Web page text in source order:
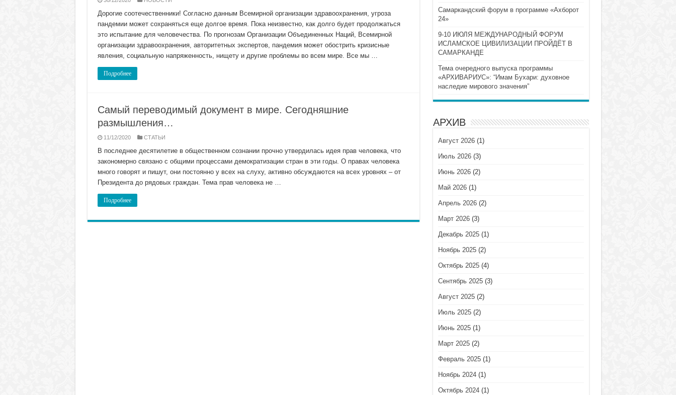
Дорогие соотечественники! Согласно данным Всемирной организации здравоохранения, угроза
пандемии может сохраняться еще долгое время. Пока неизвестно, как долго будет продолжаться
это испытание для человечества. По прогнозам Организации Объединенных Наций, Всемирной
организации здравоохранения, авторитетных экспертов, пандемия может обострить кризисные
явления, социальную напряженность, нищету и другие проблемы во всем мире. Все мы …
Подробнее
Самый переводимый документ в мире. Сегодняшние
размышления…
11/12/2020 СТАТЬИ
В последнее десятилетие в общественном сознании прочно утвердилась идея прав человека, что
закономерно связано с общими процессами демократизации стран в эти годы. О правах человека
много говорят и пишут, они постоянно у всех на слуху, активно обсуждаются на всех уровнях – от
Президента до рядовых граждан. Тема прав человека не …
Подробнее
Самаркандский форум в программе «Ахборот
24»
9-10 ИЮЛЯ МЕЖДУНАРОДНЫЙ ФОРУМ
ИСЛАМСКОЕ ЦИВИЛИЗАЦИИ ПРОЙДЁТ В
САМАРКАНДЕ
Тема очередного выпуска программы
«АРХИВАРИУС»: “Имам Бухари: духовное
наследие мирового значения”
АРХИВ
Август 2026(1)
Июль 2026(3)
Июнь 2026(2)
Май 2026(1)
Апрель 2026(2)
Март 2026(3)
Декабрь 2025(1)
Ноябрь 2025(2)
Октябрь 2025(4)
Сентябрь 2025(3)
Август 2025(2)
Июль 2025(2)
Июнь 2025(1)
Март 2025(2)
Февраль 2025(1)
Ноябрь 2024(1)
Октябрь 2024(1)